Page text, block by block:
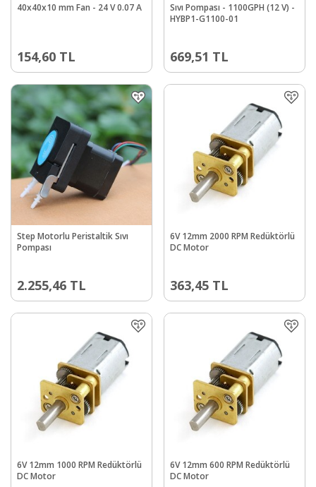
40x40x10 mm Fan - 24 V 0.07 A
154,60 TL
Sıvı Pompası - 1100GPH (12 V) -
HYBP1-G1100-01
669,51 TL
Step Motorlu Peristaltik Sıvı
Pompası
2.255,46 TL
6V 12mm 2000 RPM Redüktörlü
DC Motor
363,45 TL
6V 12mm 1000 RPM Redüktörlü
DC Motor
6V 12mm 600 RPM Redüktörlü
DC Motor